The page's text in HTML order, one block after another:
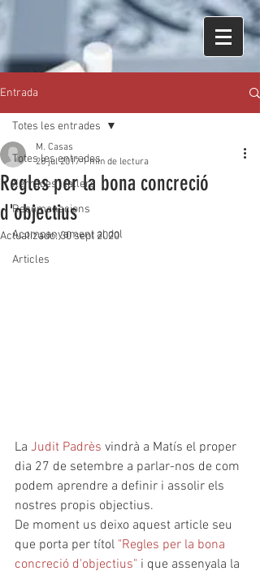
Entrada
Totes les entrades
Xerrades i tallers
Recomanacions
Acompanyament al dol
Articles
Totes les entrades
Regles per la bona concreció
d'objectius
M. Casas
28 jul 2017 1 min de lectura
Actualizado:30 sept 2020
La Judit Padrès vindrà a Matís el proper
dia 27 de setembre a parlar-nos de com
podem aprendre a definir i assolir els
nostres propis objectius.
De moment us deixo aquest article seu
que porta per títol "Regles per la bona
concreció d'objectius" i que assenyala la